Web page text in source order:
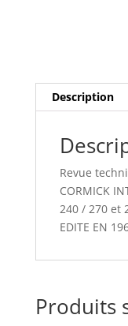
Description
Revue
CORMICK
240 / 270 et
EDITE EN
Produits